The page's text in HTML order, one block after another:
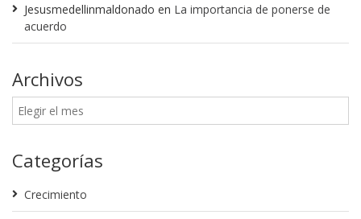
Jesusmedellinmaldonado en La importancia de ponerse de
acuerdo
Archivos
Categorías
Crecimiento